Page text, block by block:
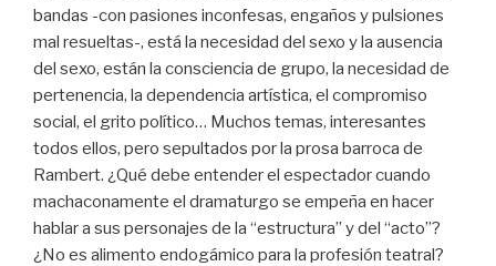
bandas -con pasiones inconfesas, engaños y pulsiones
mal resueltas-, está la necesidad del sexo y la ausencia
del sexo, están la consciencia de grupo, la necesidad de
pertenencia, la dependencia artística, el compromiso
social, el grito político… Muchos temas, interesantes
todos ellos, pero sepultados por la prosa barroca de
Rambert. ¿Qué debe entender el espectador cuando
machaconamente el dramaturgo se empeña en hacer
hablar a sus personajes de la “estructura” y del “acto”?
¿No es alimento endogámico para la profesión teatral?